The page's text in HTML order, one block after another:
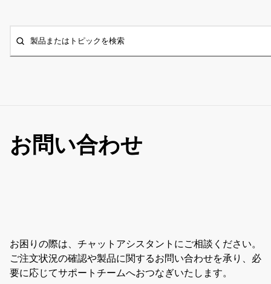
製品またはトピックを検索
お問い合わせ
お困りの際は、チャットアシスタントにご相談ください。
ご注文状況の確認や製品に関するお問い合わせを承り、必
要に応じてサポートチームへおつなぎいたします。